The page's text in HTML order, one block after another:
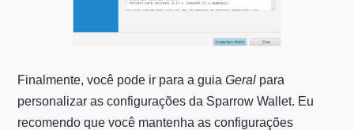
Finalmente, você pode ir para a guiaGeral para
personalizar as configurações da Sparrow Wallet. Eu
recomendo que você mantenha as configurações